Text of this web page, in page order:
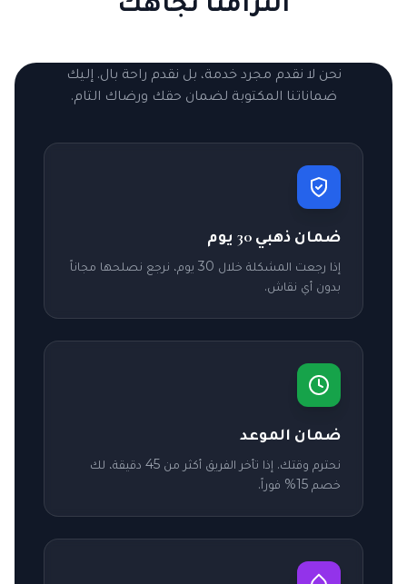
نحن لا نقدم مجرد خدمة، بل نقدم راحة بال. إليك
ضماناتنا المكتوبة لضمان حقك ورضاك التام.
ضمان ذهبي 30 يوم
إذا رجعت المشكلة خلال 30 يوم، نرجع نصلحها مجاناً
بدون أي نقاش.
ضمان الموعد
نحترم وقتك. إذا تأخر الفريق أكثر من 45 دقيقة، لك
خصم 15% فوراً.